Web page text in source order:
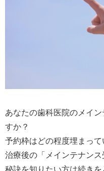
あなたの歯科医院のメイ
すか？
予約枠はどの程度埋まって
治療後の「メインテナン
秘訣を知りたい方は続きを